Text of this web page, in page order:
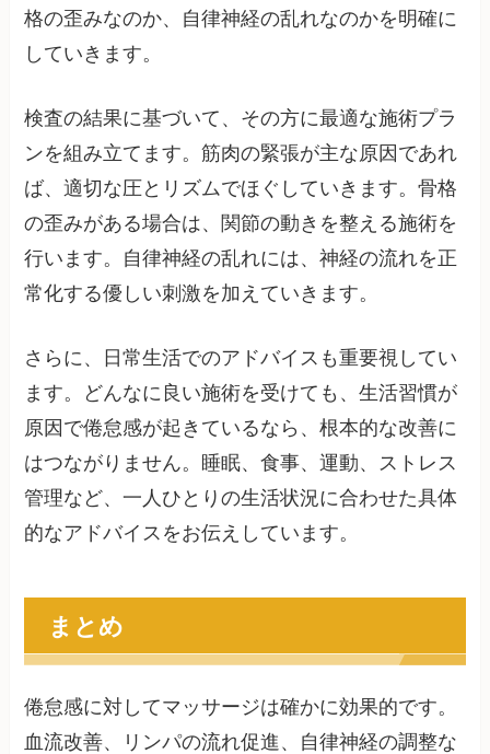
格の歪みなのか、自律神経の乱れなのかを明確に
していきます。
検査の結果に基づいて、その方に最適な施術プラ
ンを組み立てます。筋肉の緊張が主な原因であれ
ば、適切な圧とリズムでほぐしていきます。骨格
の歪みがある場合は、関節の動きを整える施術を
行います。自律神経の乱れには、神経の流れを正
常化する優しい刺激を加えていきます。
さらに、日常生活でのアドバイスも重要視してい
ます。どんなに良い施術を受けても、生活習慣が
原因で倦怠感が起きているなら、根本的な改善に
はつながりません。睡眠、食事、運動、ストレス
管理など、一人ひとりの生活状況に合わせた具体
的なアドバイスをお伝えしています。
まとめ
倦怠感に対してマッサージは確かに効果的です。
血流改善、リンパの流れ促進、自律神経の調整な